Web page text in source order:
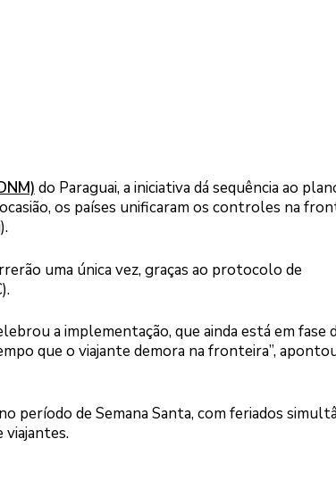
do Paraguai, a iniciativa dá sequência ao
os países unificaram os controles na
uma única vez, graças ao protocolo de
a implementação, que ainda está em fase
que o viajante demora na fronteira”,
período de Semana Santa, com feriados
viajantes.